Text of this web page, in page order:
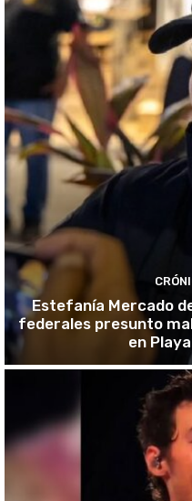
Estefanía Mercado
federales presunto
en